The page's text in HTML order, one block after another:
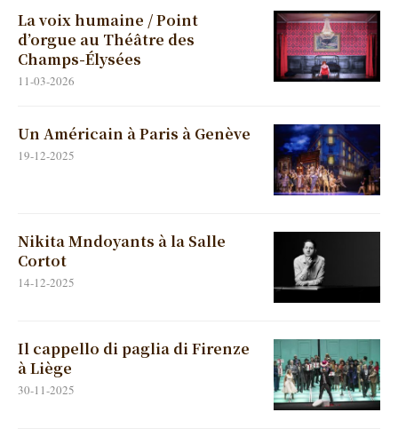
La voix humaine / Point
d’orgue au Théâtre des
Champs-Élysées
11-03-2026
Un Américain à Paris à Genève
19-12-2025
Nikita Mndoyants à la Salle
Cortot
14-12-2025
Il cappello di paglia di Firenze
à Liège
30-11-2025